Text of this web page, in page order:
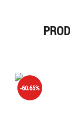
'.'
-60.65%